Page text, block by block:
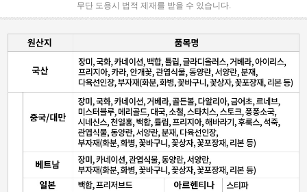
무단 도용시 법적 제재를 받을 수 있습니다.